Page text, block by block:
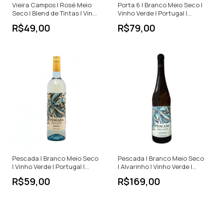
Vieira Campos | Rosé Meio
Seco | Blend de Tintas | Vinho
Verde | Portugal | 750ml
R$49,00
Porta 6 | Branco Meio Seco |
Vinho Verde | Portugal |
750ml
R$79,00
Pescada | Branco Meio Seco
| Vinho Verde | Portugal |
R$59,00
Pescada | Branco Meio Seco
| Alvarinho | Vinho Verde |
R$169,00